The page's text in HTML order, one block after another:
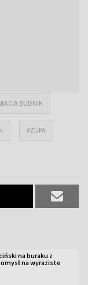
BUDNIK
#ZUPA
na buraku z
na wyraziste